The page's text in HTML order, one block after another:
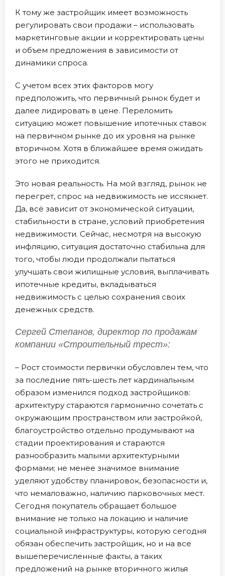
К тому же застройщик имеет возможность
регулировать свои продажи – использовать
маркетинговые акции и корректировать цены
и объем предложения в зависимости от
динамики спроса.
С учетом всех этих факторов могу
предположить, что первичный рынок будет и
далее лидировать в цене. Переломить
ситуацию может повышение ипотечных ставок
на первичном рынке до их уровня на рынке
вторичном. Хотя в ближайшее время ожидать
этого не приходится.
Это новая реальность. На мой взгляд, рынок не
перегрет, спрос на недвижимость не иссякнет.
Да, всё зависит от экономической ситуации,
стабильности в стране, условий приобретения
недвижимости. Сейчас, несмотря на высокую
инфляцию, ситуация достаточно стабильна для
того, чтобы люди продолжали пытаться
улучшать свои жилищные условия, выплачивать
ипотечные кредиты, вкладываться
недвижимость с целью сохранения своих
денежных средств.
Сергей Степанов, директор по продажам
компании «Строительный трест»:
– Рост стоимости первички обусловлен тем, что
за последние пять-шесть лет кардинальным
образом изменился подход застройщиков:
архитектуру стараются гармонично сочетать с
окружающим пространством или застройкой,
благоустройство отдельно продумывают на
стадии проектирования и стараются
разнообразить малыми архитектурными
формами; не менее значимое внимание
уделяют удобству планировок, безопасности и,
что немаловажно, наличию парковочных мест.
Сегодня покупатель обращает большое
внимание не только на локацию и наличие
социальной инфраструктуры, которую сегодня
обязан обеспечить застройщик, но и на все
вышеперечисленные факты, а таких
предложений на рынке вторичного жилья